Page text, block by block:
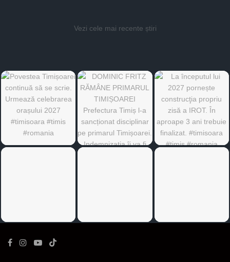
Vezi cele mai recente știri